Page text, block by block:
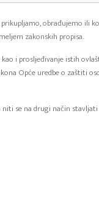
obrađujemo ili
zakonskih propisa.
i prosljeđivanje istih
Opće uredbe o zaštiti
niti se na drugi način